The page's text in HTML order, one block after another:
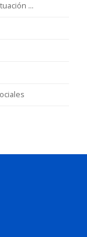
...